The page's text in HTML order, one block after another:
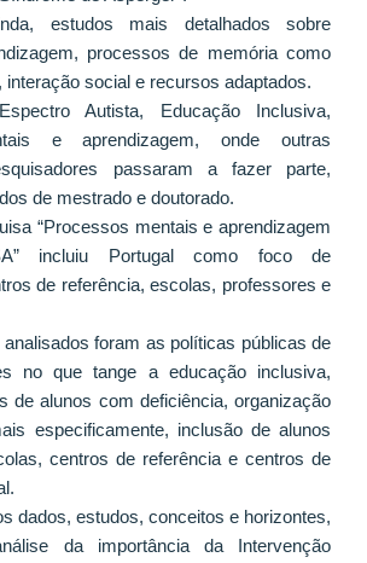
estudos mais detalhados sobre
processos de memória como
interação social e recursos adaptados.
Autista, Educação Inclusiva,
e aprendizagem, onde outras
passaram a fazer parte,
de mestrado e doutorado.
“Processos mentais e aprendizagem
incluiu Portugal como foco de
de referência, escolas, professores e
foram as políticas públicas de
no que tange a educação inclusiva,
de alunos com deficiência, organização
especificamente, inclusão de alunos
centros de referência e centros de
dados, estudos, conceitos e horizontes,
da importância da Intervenção